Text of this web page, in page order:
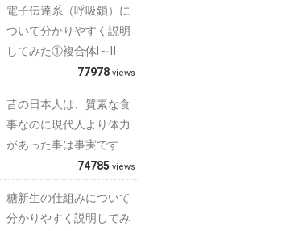
電子伝達系（呼吸鎖）に
ついて分かりやすく説明
してみた①複合体Ⅰ～Ⅱ
77978 views
昔の日本人は、質素な食
事なのに現代人より体力
があった事は事実です
74785 views
糖新生の仕組みについて
分かりやすく説明してみ